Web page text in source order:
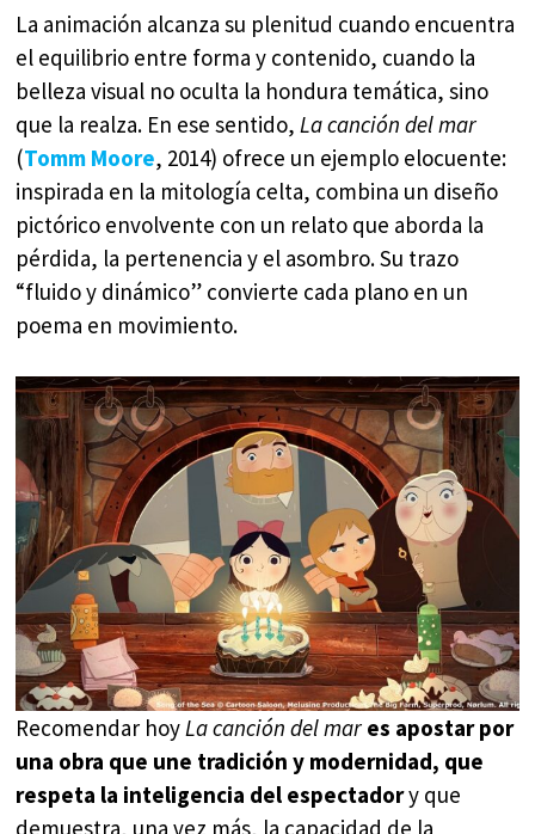
La animación alcanza su plenitud cuando encuentra
el equilibrio entre forma y contenido, cuando la
belleza visual no oculta la hondura temática, sino
que la realza. En ese sentido,La canción del mar
(Tomm Moore, 2014) ofrece un ejemplo elocuente:
inspirada en la mitología celta, combina un diseño
pictórico envolvente con un relato que aborda la
pérdida, la pertenencia y el asombro. Su trazo
“fluido y dinámico” convierte cada plano en un
poema en movimiento.
Recomendar hoy La canción del mar es apostar por
una obra que une tradición y modernidad, que
respeta la inteligencia del espectadory que
demuestra, una vez más, la capacidad de la